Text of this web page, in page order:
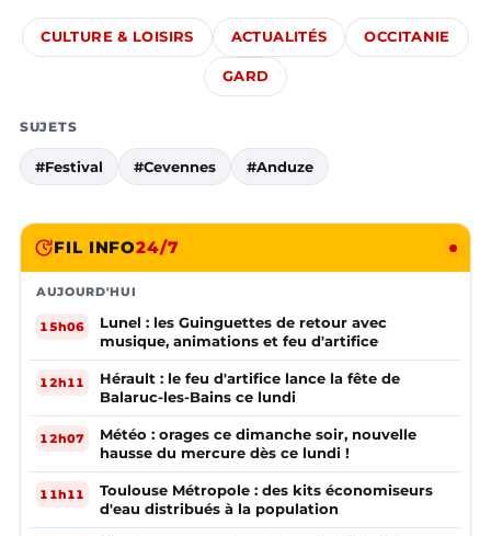
CULTURE & LOISIRS ACTUALITÉS OCCITANIE
GARD
SUJETS
#Festival #Cevennes #Anduze
FIL INFO24/7
AUJOURD'HUI
15h06
Lunel : les Guinguettes de retour avec
musique, animations et feu d'artifice
12h11
Hérault : le feu d'artifice lance la fête de
Balaruc-les-Bains ce lundi
12h07
Météo : orages ce dimanche soir, nouvelle
hausse du mercure dès ce lundi !
11h11
Toulouse Métropole : des kits économiseurs
d'eau distribués à la population